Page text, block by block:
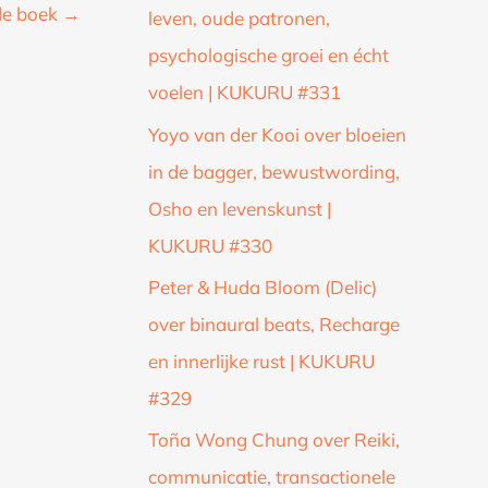
boek →
leven, oude patronen,
psychologische groei en écht
voelen | KUKURU #331
Yoyo van der Kooi over bloeien
in de bagger, bewustwording,
Osho en levenskunst |
KUKURU #330
Peter & Huda Bloom (Delic)
over binaural beats, Recharge
en innerlijke rust | KUKURU
#329
Toña Wong Chung over Reiki,
communicatie, transactionele